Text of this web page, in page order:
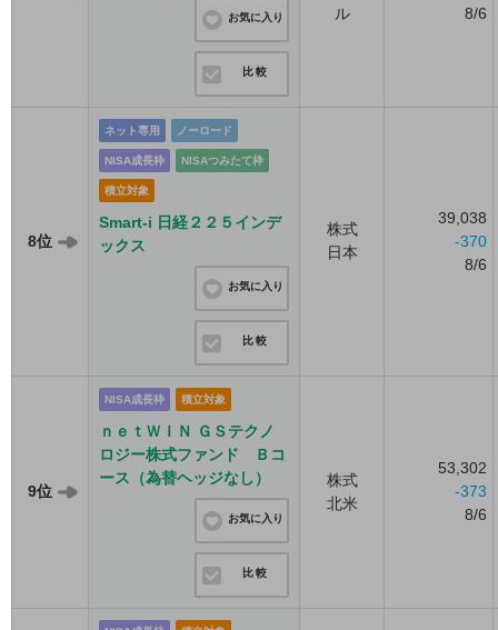
お気に入り
比較
ル
8/6
8位
ネット専用 ノーロード
NISA成長枠 NISAつみたて枠
積立対象
Smart-i 日経２２５インデ
ックス
お気に入り
比較
株式
日本
39,038
-370
8/6
9位
NISA成長枠 積立対象
ｎｅｔＷＩＮ ＧＳテクノ
ロジー株式ファンド Ｂコ
ース（為替ヘッジなし）
お気に入り
比較
株式
北米
53,302
-373
8/6